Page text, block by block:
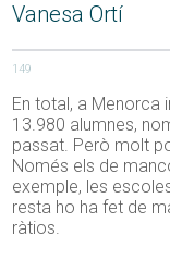
Vanesa Ortí
149
En total, a Menorca
13.980 alumnes,
passat. Però molt
Només els de
exemple, les
resta ho ha fet de
ràtios.